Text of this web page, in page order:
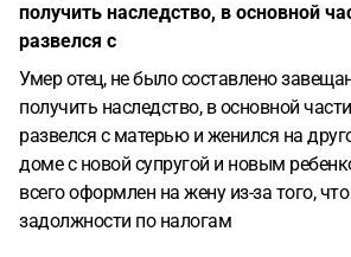
получить наследство, в основной
развелся с
Умер отец, не было составлено
получить наследство, в основной
развелся с матерью и женился на
доме с новой супругой и новым
всего оформлен на жену из-за того,
задолжности по налогам